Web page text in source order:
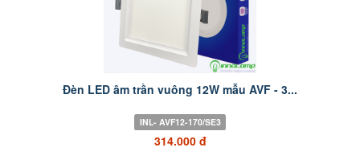
Đèn LED âm trần vuông 12W mẫu AVF - 3...
INL- AVF12-170/SE3
314.000 đ